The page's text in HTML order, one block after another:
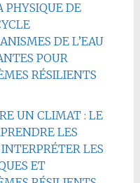
DE
DE L’EAU
POUR
RÉSILIENTS
UN CLIMAT : LE
LES
LES
ET